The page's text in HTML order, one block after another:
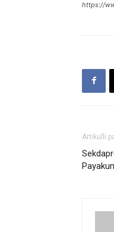
https://
Artikulli